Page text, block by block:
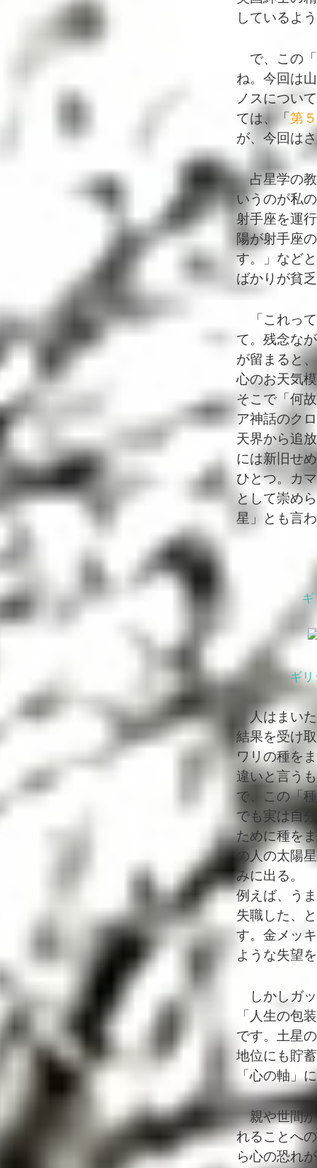
しているよ
で、この「
ね。今回は
ノスについ
ては、「 第
が、今回は
占星学の教
いうのが私
射手座を運
陽が射手座
す。」など
ばかりが貧
「これって
て。残念な
が留まると
心のお天気
そこで「何
ア神話のク
天界から追
には新旧せ
ひとつ。カ
として崇め
星」とも言
ギ
人はまいた
結果を受け
ワリの種を
違いと言う
で、この「
でも実は自
ために種を
の人の太陽
みに出る。
例えば、う
失職した、
す。金メッ
ような失望
しかしガッ
「人生の包
です。土星
地位にも貯
「心の軸」
親や世間か
れることへ
ら心の恐れ